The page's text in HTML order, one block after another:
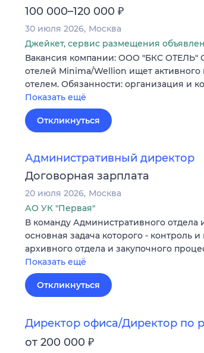
100 000–120 000 ₽
30 июля 2026 Москва
Джейкет, сервис размещения
Вакансия компании: ООО "БКС ОТЕЛЬ"
отелей Minima/Wellion ищет
отелем. Обязанности: организация и
Показать ещё
Откликнуться
Административный директор
Договорная зарплата
20 июля 2026 Москва
АО УК "Первая"
В команду Административного
основная задача которого - контроль
архивного отдела и закупочного
Показать ещё
Откликнуться
Директор офиса/Директор по
от 200 000 ₽